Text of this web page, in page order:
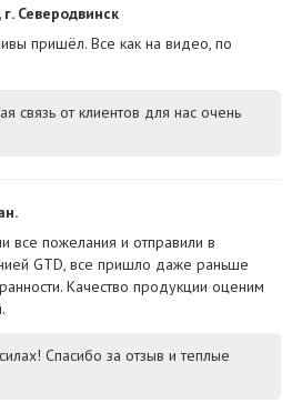
Северодвинск
пришёл. Все как на видео, по
связь от клиентов для нас очень
все пожелания и отправили в
GTD, все пришло даже раньше
Качество продукции оценим
Спасибо за отзыв и теплые